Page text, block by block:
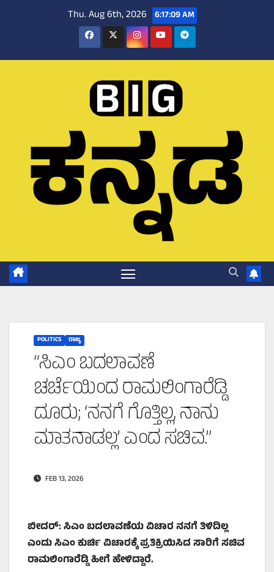
Thu. Aug 6th, 2026 6:17:10 AM
POLITICS ರಾಜ್ಯ
“ಸಿಎಂ ಬದಲಾವಣೆ
ಚರ್ಚೆಯಿಂದ ರಾಮಲಿಂಗಾರೆಡ್ಡಿ
ದೂರು; ‘ನನಗೆ ಗೊತ್ತಿಲ್ಲ, ನಾನು
ಮಾತನಾಡಲ್ಲ’ ಎಂದ ಸಚಿವ.”
FEB 13, 2026
ಬೀದರ್:ಸಿಎಂಬದಲಾವಣೆಯವಿಚಾರನನಗೆತಿಳಿದಿಲ್ಲ
ಎಂದುಸಿಎಂಕುರ್ಚಿವಿಚಾರಕ್ಕೆಪ್ರತಿಕ್ರಿಯಿಸಿದಸಾರಿಗೆಸಚಿವ
ರಾಮಲಿಂಗಾರೆಡ್ಡಿಹೀಗೆಹೇಳಿದ್ದಾರೆ.